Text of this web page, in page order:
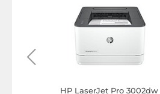
HP LaserJet Pro 3002dw